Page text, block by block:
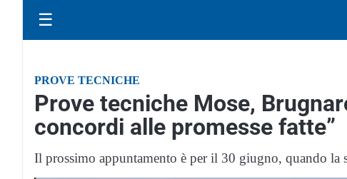
☰
PROVE TECNICHE
Prove tecniche Mose,
concordi alle promesse fatte”
Il prossimo appuntamento è per il 30 giugno, quando la